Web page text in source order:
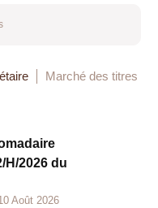
Marché des titres
H/2026 du
Août 2026